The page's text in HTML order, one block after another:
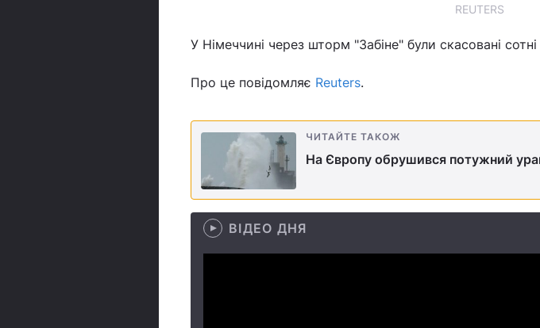
REUTERS
У Німеччині через шторм "Забіне" були скасовані
Про це повідомляє Reuters.
ЧИТАЙТЕ ТАКОЖ
На Європу обрушився потужний
ВІДЕО ДНЯ